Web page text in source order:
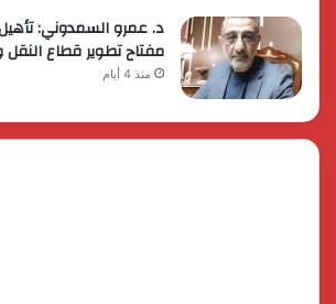
د. عمرو السمدوني: تأهيل
مفتاح تطوير قطاع
منذ 4 أيام